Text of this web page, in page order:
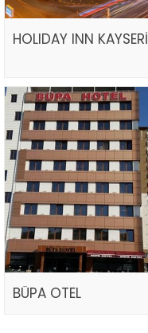
HOLIDAY INN KAYSERİ
BÜPA OTEL